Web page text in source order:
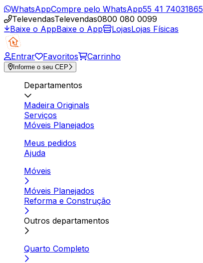
WhatsAppCompre pelo WhatsApp55 41 74031865
TelevendasTelevendas0800 080 0099
Baixe o AppBaixe o App LojasLojas Físicas
Entrar Favoritos Carrinho
Informe o seu CEP
Departamentos
Madeira Originals
Serviços
Móveis Planejados
Meus pedidos
Ajuda
Móveis
Móveis Planejados
Reforma e Construção
Outros departamentos
Quarto Completo